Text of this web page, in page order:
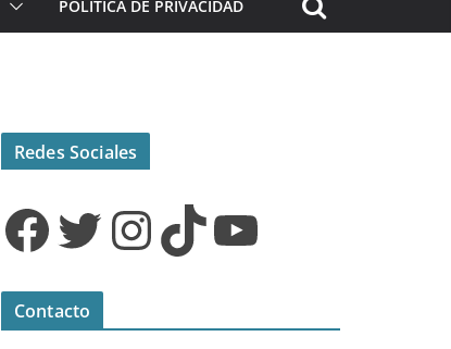
POLÍTICA DE PRIVACIDAD
Redes Sociales
Facebook Twitter InstagramTikTok YouTube
Contacto